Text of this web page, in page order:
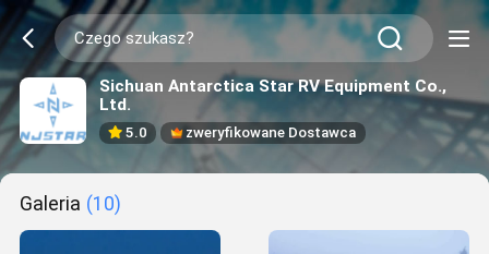
Sichuan Antarctica Star RV Equipment Co.,
Ltd.
5.0 zweryfikowane Dostawca
Galeria (10)